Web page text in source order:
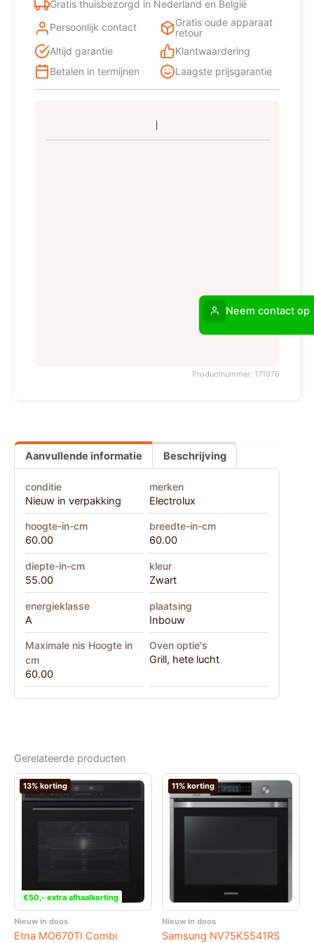
Gratis thuisbezorgd in Nederland en België
Persoonlijk contact
Gratis oude apparaat
retour
Altijd garantie
Klantwaardering
Betalen in termijnen
Laagste prijsgarantie
Productnummer: 171976
Aanvullende informatie Beschrijving
conditie
Nieuw in verpakking
merken
Electrolux
hoogte-in-cm
60.00
breedte-in-cm
60.00
diepte-in-cm
55.00
kleur
Zwart
energieklasse
A
plaatsing
Inbouw
Maximale nis Hoogte in
cm
60.00
Oven optie's
Grill, hete lucht
Gerelateerde producten
€50,- extra afhaalkorting
13% korting
Nieuw in doos
Etna MO670TI Combi
11% korting
Nieuw in doos
Samsung NV75K5541RS
Neem contact op